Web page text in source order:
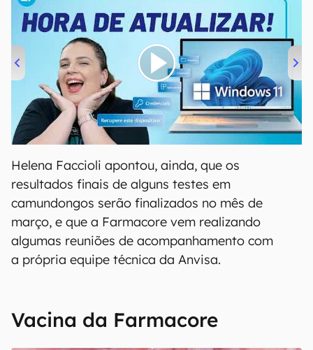
00:00 04:52
Helena Faccioli apontou, ainda, que os
resultados finais de alguns testes em
camundongos serão finalizados no mês de
março, e que a Farmacore vem realizando
algumas reuniões de acompanhamento com
a própria equipe técnica da Anvisa.
Vacina da Farmacore